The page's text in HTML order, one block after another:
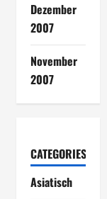
Dezember
2007
November
2007
CATEGORIES
Asiatisch